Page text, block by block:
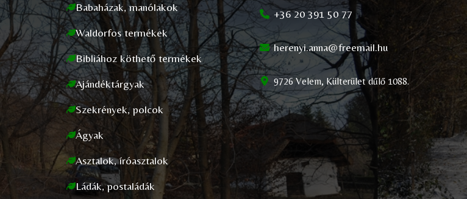
Babaházak, manólakok
Waldorfos termékek
Bibliához köthető termékek
Ajándéktárgyak
Szekrények, polcok
Ágyak
Asztalok, íróasztalok
Ládák, postaládák
+36 20 391 50 77
herenyi.anna@freemail.hu
9726 Velem, Külterület dűlő 1088.